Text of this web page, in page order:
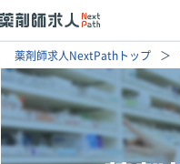
薬剤師求人NextPathトップ